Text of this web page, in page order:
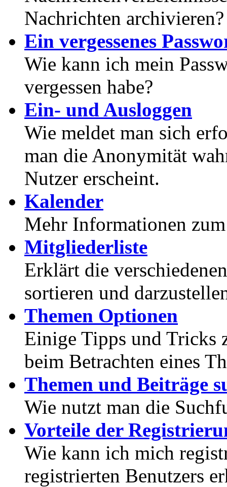
Nachrichten archivieren?
Ein vergessenes
Wie kann ich mein
vergessen habe?
Ein- und Ausloggen
Wie meldet man sich
man die Anonymität
Nutzer erscheint.
Kalender
Mehr Informationen
Mitgliederliste
Erklärt die
sortieren und
Themen Optionen
Einige Tipps und Tricks
beim Betrachten eines
Themen und Beiträge
Wie nutzt man die
Vorteile der
Wie kann ich mich
registrierten Benutzers